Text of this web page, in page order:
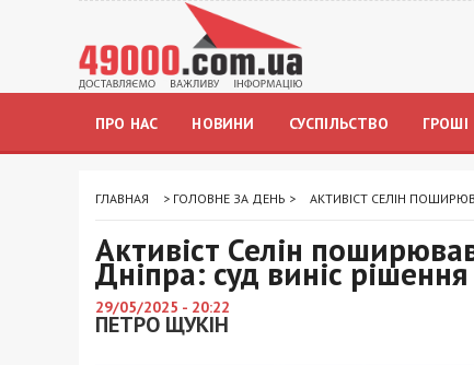
ПРО НАС НОВИНИ СУСПІЛЬСТВО ГРОШІ
ГЛАВНАЯ > ГОЛОВНЕ ЗА ДЕНЬ > АКТИВІСТ СЕЛІН
Активіст Селін
Дніпра: суд виніс рішення
29/05/2025 - 20:22
ПЕТРО ЩУКІН